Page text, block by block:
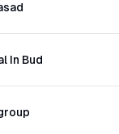
In Bud